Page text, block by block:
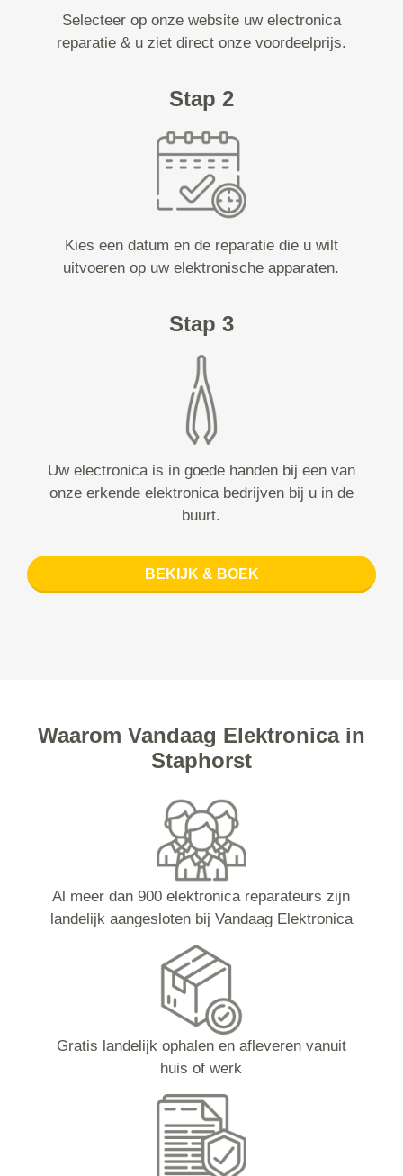
Selecteer op onze website uw electronica
reparatie & u ziet direct onze voordeelprijs.
Stap 2
Kies een datum en de reparatie die u wilt
uitvoeren op uw elektronische apparaten.
Stap 3
Uw electronica is in goede handen bij een van
onze erkende elektronica bedrijven bij u in de
buurt.
BEKIJK & BOEK
Waarom Vandaag Elektronica in
Staphorst
Al meer dan 900 elektronica reparateurs zijn
landelijk aangesloten bij Vandaag Elektronica
Gratis landelijk ophalen en afleveren vanuit
huis of werk